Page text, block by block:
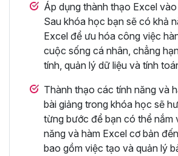
Áp dụng thành thạo Excel
Sau khóa học bạn sẽ có khả
Excel để ưu hóa công việc
cuộc sống cá nhân, chẳng
tính, quản lý dữ liệu và tính
Thành thạo các tính năng và
bài giảng trong khóa học sẽ
từng bước để bạn có thể nắm
năng và hàm Excel cơ bản
bao gồm việc tạo và quản lý